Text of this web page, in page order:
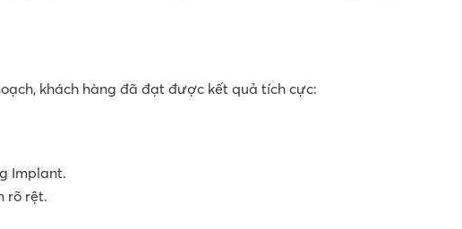
khách hàng đã đạt được kết quả tích cực:
Implant.
rõ rệt.